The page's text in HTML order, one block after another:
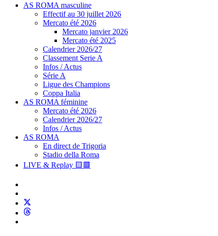
AS ROMA masculine
Effectif au 30 juillet 2026
Mercato été 2026
Mercato janvier 2026
Mercato été 2025
Calendrier 2026/27
Classement Serie A
Infos / Actus
Série A
Ligue des Champions
Coppa Italia
AS ROMA féminine
Mercato été 2026
Calendrier 2026/27
Infos / Actus
AS ROMA
En direct de Trigoria
Stadio della Roma
LIVE & Replay 🟨🟥